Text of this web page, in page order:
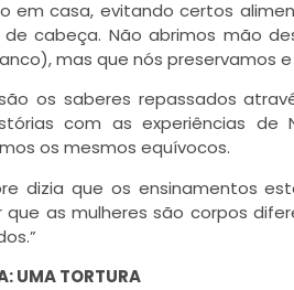
em casa, evitando certos
cabeça. Não abrimos mão
mas que nós preservamos
os saberes repassados
com as experiências de
os mesmos equívocos.
dizia que os ensinamentos
que as mulheres são corpos
UMA TORTURA